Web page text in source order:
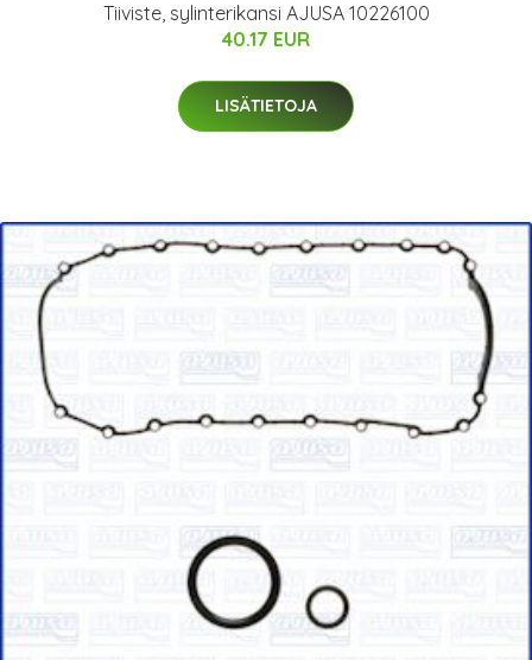
Tiiviste, sylinterikansi AJUSA 10226100
40.17 EUR
LISÄTIETOJA